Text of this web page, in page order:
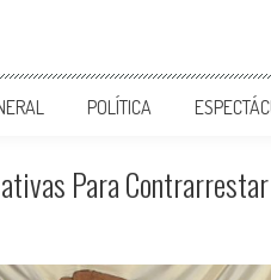
POLÍTICA
Para